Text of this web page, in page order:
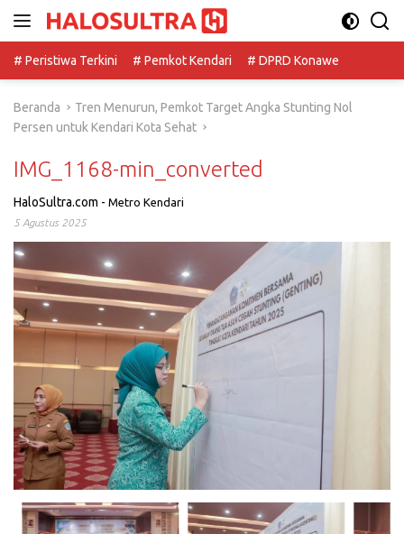
# Peristiwa Terkini
# Pemkot Kendari # DPRD Konawe
Beranda
Tren Menurun, Pemkot Target Angka Stunting Nol
Persen untuk Kendari Kota Sehat
IMG_1168-min_converted
HaloSultra.com - Metro Kendari
5 Agustus 2025